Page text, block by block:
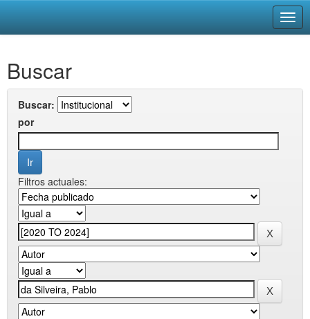
navigation
Buscar
Buscar:
por
Filtros actuales: